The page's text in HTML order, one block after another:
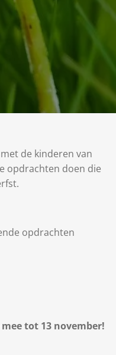
de kinderen van
opdrachten doen die
opdrachten
tot 13 november!